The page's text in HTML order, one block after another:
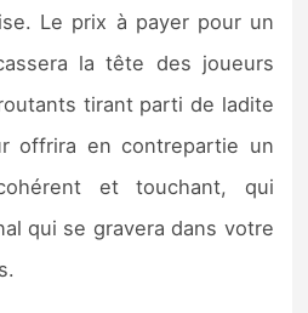
Le prix à payer pour un
la tête des joueurs
tirant parti de ladite
offrira en contrepartie un
et touchant, qui
qui se gravera dans votre